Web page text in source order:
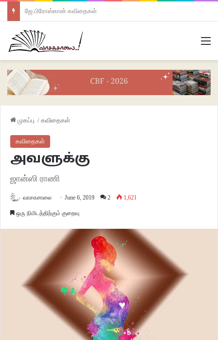
ஜே.பிரோஸ்கான் கவிதைகள்
முகப்பு / கவிதைகள்
கவிதைகள்
அவளுக்கு
ஜான்ஸி ராணி
வாசகசாலை June 6, 2019 2 1,621
ஒரு நிமிடத்திற்கும் குறைவு